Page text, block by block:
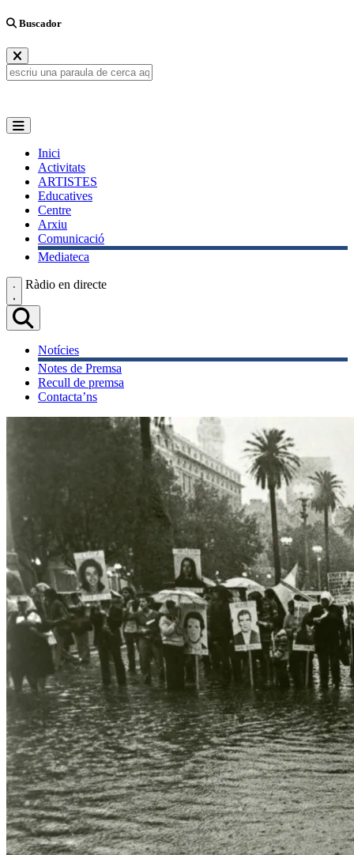
Buscador
Inici
Activitats
ARTISTES
Educatives
Centre
Arxiu
Comunicació
Mediateca
Ràdio en directe
Notícies
Notes de Premsa
Recull de premsa
Contacta’ns